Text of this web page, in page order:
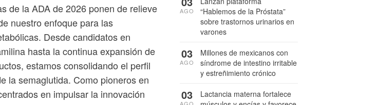
de la ADA de 2026 ponen de relieve
nuestro enfoque para las
Desde candidatos en
hasta la continua expansión de
estamos consolidando el perfil
la semaglutida. Como pioneros en
en impulsar la innovación
“Hablemos de la Próstata”
sobre trastornos urinarios en
varones
AGO
Millones de mexicanos con
síndrome de intestino irritable
y estreñimiento crónico
03
AGO
Lactancia materna fortalece
03